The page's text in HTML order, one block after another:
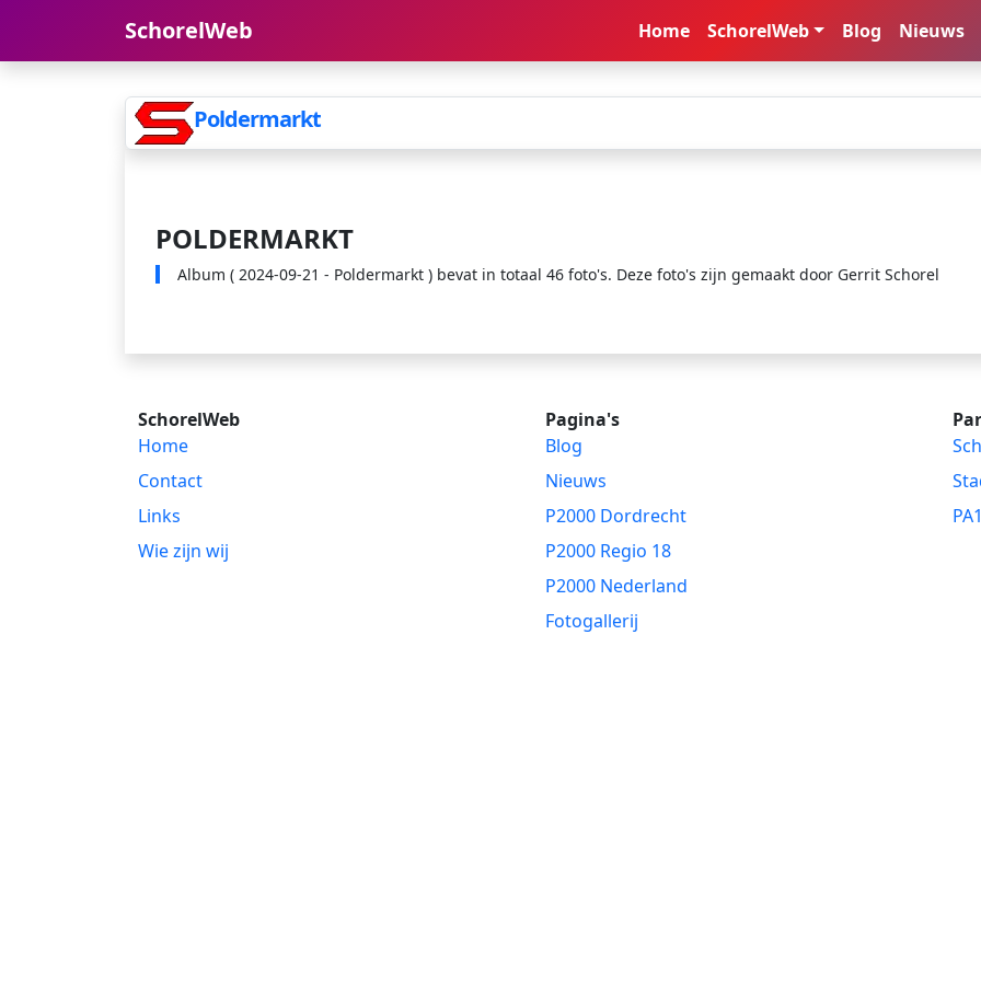
SchorelWeb Home SchorelWeb Blog Nieuws
Poldermarkt
POLDERMARKT
Album ( 2024-09-21 - Poldermarkt ) bevat in totaal 46 foto's. Deze foto's zijn gemaakt door Gerrit Schorel
SchorelWeb
Home
Contact
Links
Wie zijn wij
Pagina's
Blog
Nieuws
P2000 Dordrecht
P2000 Regio 18
P2000 Nederland
Fotogallerij